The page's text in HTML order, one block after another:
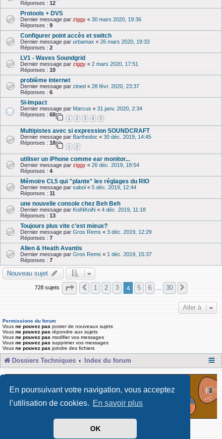
En poursuivant votre navigation, vous acceptez
l’utilisation de cookies. En savoir plus
OK
Réponses : 12
Protools + DVS
Dernier message par ziggy « 30 mars 2020, 19:36
Réponses : 9
Configurer point accès et switch
Dernier message par urbamax « 26 mars 2020, 19:33
Réponses : 2
LV1 - Waves Soundgrid
Dernier message par ziggy « 2 mars 2020, 17:51
Réponses : 10
problème internet
Dernier message par zined « 28 févr. 2020, 23:37
Réponses : 6
SI-Impact
Dernier message par Marcus « 31 janv. 2020, 2:34
Réponses : 68
1 2 3 4 5
Multipistes avec si expression SOUNDCRAFT
Dernier message par Barthedoc « 30 déc. 2019, 14:45
Réponses : 18
1 2
utiliser un iPhone comme ear monitor...
Dernier message par ziggy « 26 déc. 2019, 18:54
Réponses : 4
Mémoire CL5 qui "plante" les réglages du RIO
Dernier message par sabol « 5 déc. 2019, 12:44
Réponses : 11
une nouvelle console chez Beh Beh
Dernier message par KoiNKoiN « 4 déc. 2019, 11:18
Réponses : 13
Toujours plus vite c'est mieux?
Dernier message par Gros Rems « 3 déc. 2019, 12:29
Réponses : 7
Allen & Heath Avantis
Dernier message par Gros Rems « 1 déc. 2019, 15:37
Réponses : 7
Nouveau sujet
728 sujets Page 4sur30
Précédente
1 2 3 4 5 6 30
Aller à
Permissions du forum
Vous ne pouvez pas poster de nouveaux sujets
Vous ne pouvez pas répondre aux sujets
Vous ne pouvez pas modifier vos messages
Vous ne pouvez pas supprimer vos messages
Vous ne pouvez pas joindre des fichiers
Dossiers Techniques Index du forum
Développé par Forum Software © phpBB Limited